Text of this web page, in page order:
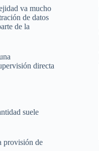
va mucho
de datos
de la
directa
suele
provisión de